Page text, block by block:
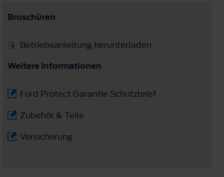
Broschüren
Betriebsanleitung herunterladen
Weitere Informationen
Ford Protect Garantie Schutzbrief
Zubehör & Teile
Versicherung